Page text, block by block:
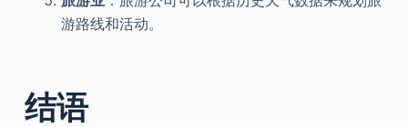
游路线和活动。
结语